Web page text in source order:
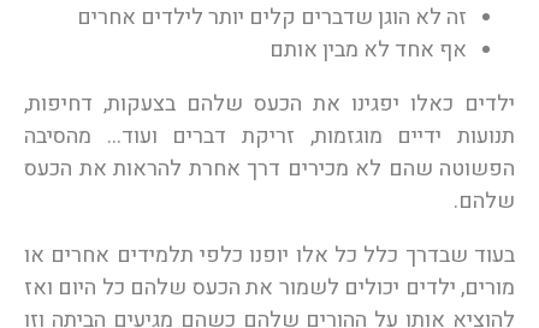
זה לא הוגן שדברים קלים יותר לילדים אחרים
אף אחד לא מבין אותם
ילדים כאלו יפגינו את הכעס שלהם בצעקות, דחיפות,
תנועות ידיים מוגזמות, זריקת דברים ועוד… מהסיבה
הפשוטה שהם לא מכירים דרך אחרת להראות את הכעס
שלהם.
בעוד שבדרך כלל כל אלו יופנו כלפי תלמידים אחרים או
מורים, ילדים יכולים לשמור את הכעס שלהם כל היום ואז
להוציא אותו על ההורים שלהם כשהם מגיעים הביתה וזו